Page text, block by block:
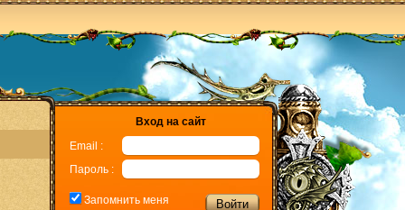
Вход на сайт
Email :
Пароль :
Запомнить меня